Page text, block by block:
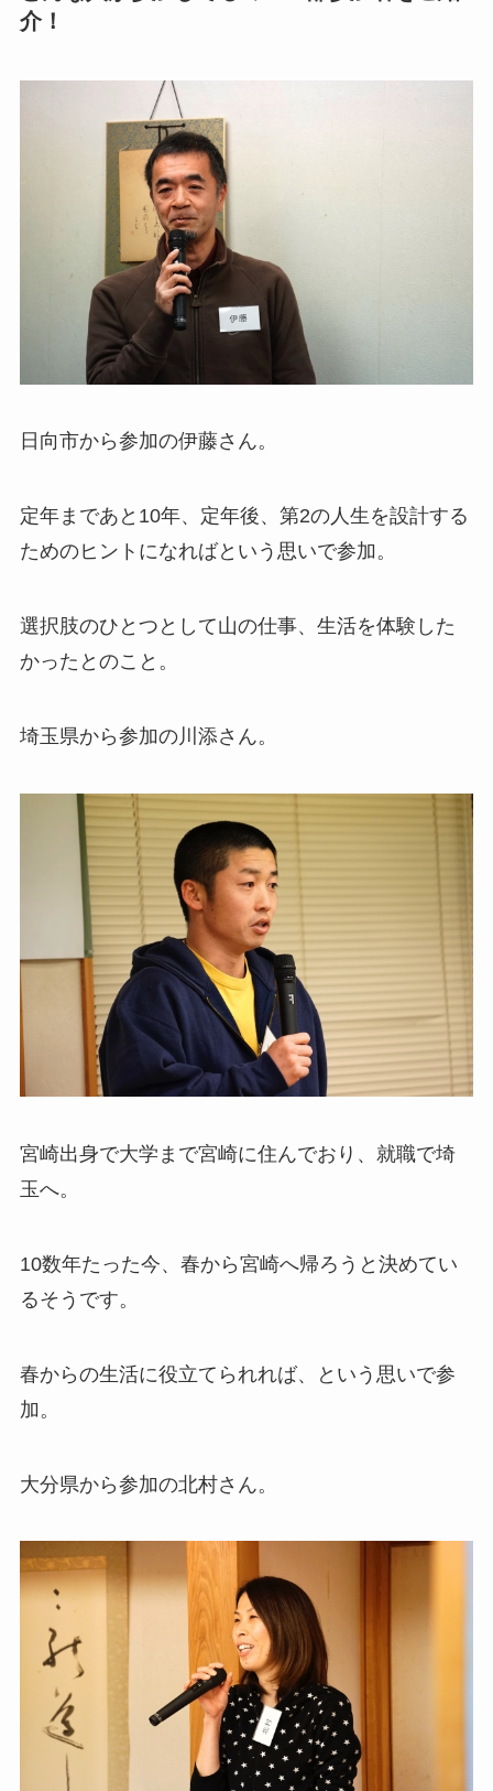
介！
日向市から参加の伊藤さん。
定年まであと10年、定年後、第2の人生を設計する
ためのヒントになればという思いで参加。
選択肢のひとつとして山の仕事、生活を体験した
かったとのこと。
埼玉県から参加の川添さん。
宮崎出身で大学まで宮崎に住んでおり、就職で埼
玉へ。
10数年たった今、春から宮崎へ帰ろうと決めてい
るそうです。
春からの生活に役立てられれば、という思いで参
加。
大分県から参加の北村さん。